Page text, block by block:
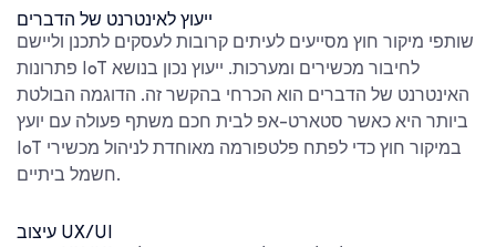
ייעוץ לאינטרנט של הדברים
שותפי מיקור חוץ מסייעים לעיתים קרובות לעסקים לתכנן וליישם
פתרונות IoT לחיבור מכשירים ומערכות. ייעוץ נכון בנושא
האינטרנט של הדברים הוא הכרחי בהקשר זה. הדוגמה הבולטת
ביותר היא כאשר סטארט-אפ לבית חכם משתף פעולה עם יועץ
IoT במיקור חוץ כדי לפתח פלטפורמה מאוחדת לניהול מכשירי
חשמל ביתיים.
עיצוב UX/UI